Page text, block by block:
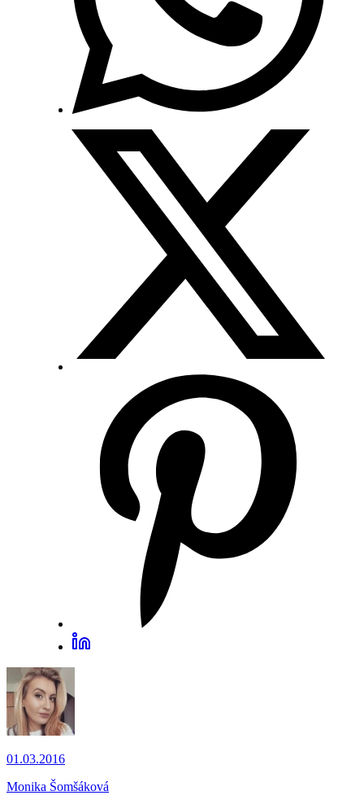
01.03.2016
Monika Šomšáková